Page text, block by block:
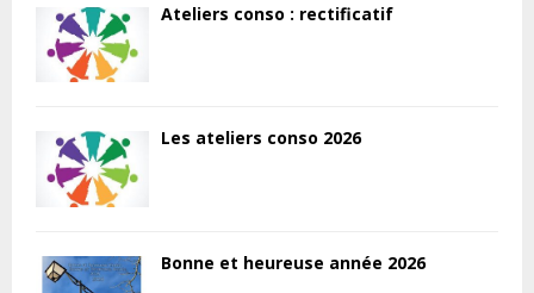
Ateliers conso : rectificatif
Les ateliers conso 2026
Bonne et heureuse année 2026